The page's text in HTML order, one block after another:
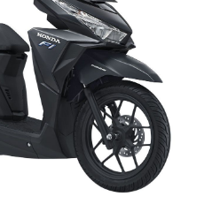
Tanpa Batas
resmi dirilis untuk skutik Blue
mobilitas tinggi
Baru Fazzio Hybrid yang lebih
& Kece Abis
! Yamaha Indonesia Resmi